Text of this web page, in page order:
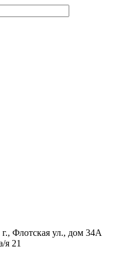
Флотская ул., дом 34А
я 21